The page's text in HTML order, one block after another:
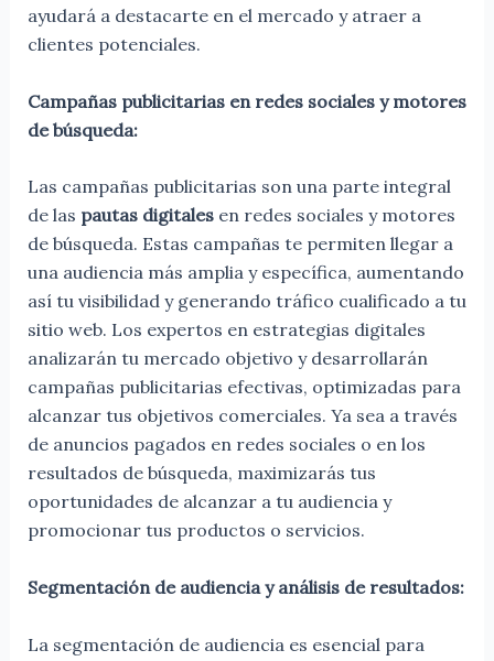
ayudará a destacarte en el mercado y atraer a
clientes potenciales.
Campañas publicitarias en redes sociales y motores
de búsqueda:
Las campañas publicitarias son una parte integral
de las pautas digitales en redes sociales y motores
de búsqueda. Estas campañas te permiten llegar a
una audiencia más amplia y específica, aumentando
así tu visibilidad y generando tráfico cualificado a tu
sitio web. Los expertos en estrategias digitales
analizarán tu mercado objetivo y desarrollarán
campañas publicitarias efectivas, optimizadas para
alcanzar tus objetivos comerciales. Ya sea a través
de anuncios pagados en redes sociales o en los
resultados de búsqueda, maximizarás tus
oportunidades de alcanzar a tu audiencia y
promocionar tus productos o servicios.
Segmentación de audiencia y análisis de resultados:
La segmentación de audiencia es esencial para